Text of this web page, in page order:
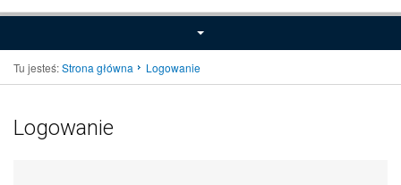
Tu jesteś:Strona główna Logowanie
Logowanie